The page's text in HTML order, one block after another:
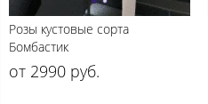
Розы кустовые сорта
Бомбастик
от 2990 руб.